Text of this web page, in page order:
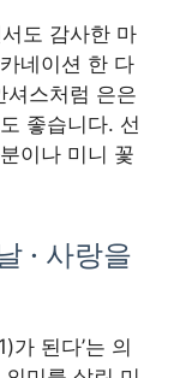
도 감사한 마
네이션 한 다
셔스처럼 은은
좋습니다. 선
이나 미니 꽃
· 사랑을
가 된다’는 의